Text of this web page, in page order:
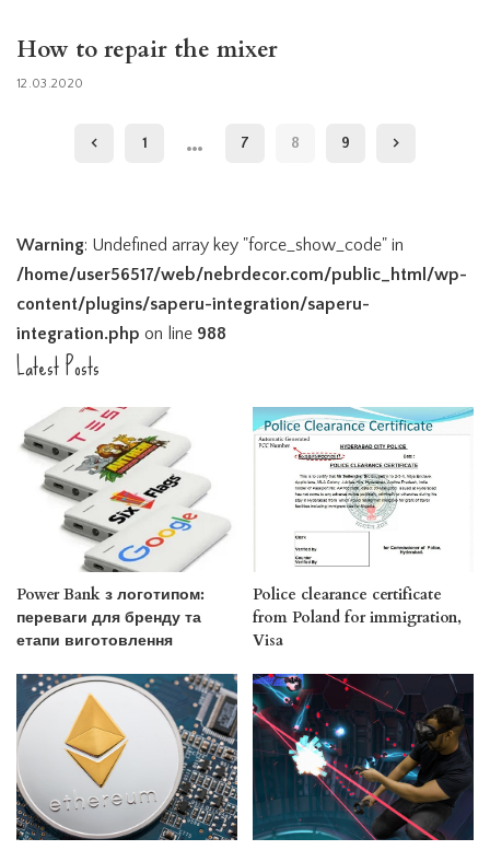
How to repair the mixer
12.03.2020
1 … 7 8 9
Warning: Undefined array key "force_show_code" in
/home/user56517/web/nebrdecor.com/public_html/wp-
content/plugins/saperu-integration/saperu-
integration.php on line 988
Latest Posts
Power Bank з логотипом:
переваги для бренду та
етапи виготовлення
Police clearance certificate
from Poland for immigration,
Visa